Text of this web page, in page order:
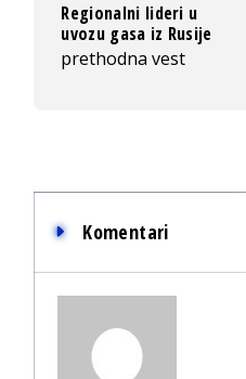
Regionalni lideri u
uvozu gasa iz Rusije
prethodna vest
Komentari